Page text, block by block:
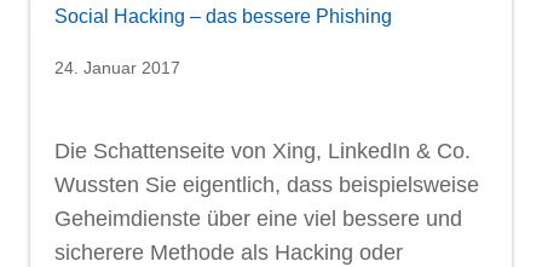
Social Hacking – das bessere Phishing
24. Januar 2017
Die Schattenseite von Xing, LinkedIn & Co.
Wussten Sie eigentlich, dass beispielsweise
Geheimdienste über eine viel bessere und
sicherere Methode als Hacking oder